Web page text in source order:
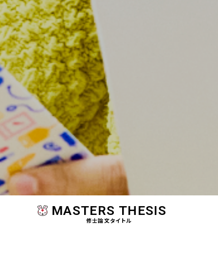
MASTERS THESIS
修士論文タイトル